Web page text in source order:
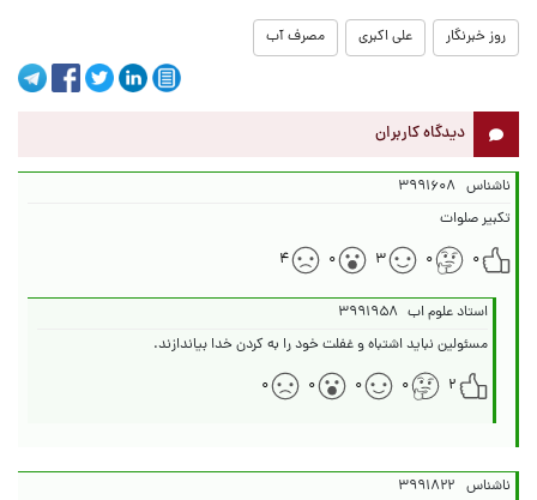
روز خبرنگار علی اکبری مصرف آب
دیدگاه کاربران
ناشناس ۳۹۹۱۶۰۸
تکبیر صلوات
۰
۰ ۳ ۰ ۴
استاد علوم اب ۳۹۹۱۹۵۸
مسئولین نباید اشتباه و غفلت خود را به کردن خدا بیاندازند.
۲
۰ ۰ ۰ ۰
ناشناس ۳۹۹۱۸۲۲